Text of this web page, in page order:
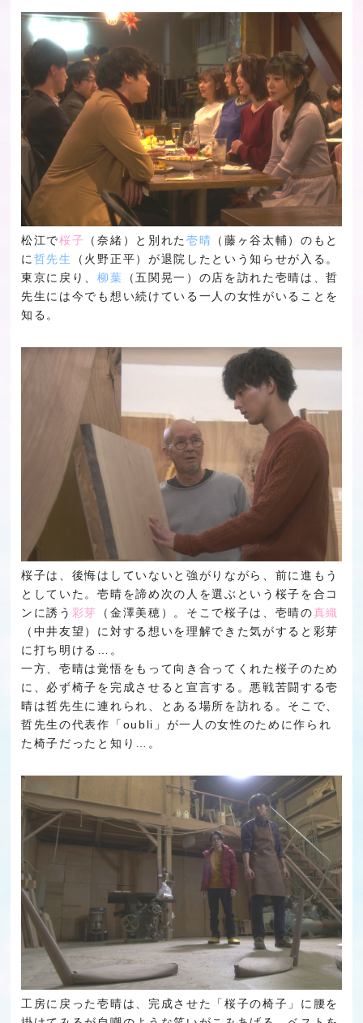
松江で桜子 （奈緒）と別れた壱晴 （藤ヶ谷太輔）のもと
に哲先生
（火野正平）が退院したという知らせが入る。
東京に戻り、柳葉
（五関晃一）の店を訪れた壱晴は、哲
先生には今でも想い続けている一人の女性がいることを
知る。
桜子は、後悔はしていないと強がりながら、前に進もう
としていた。壱晴を諦め次の人を選ぶという桜子を合コ
ンに誘う 彩芽 （金澤美穂）。そこで桜子は、壱晴の真織
（中井友望）に対する想いを理解できた気がすると彩芽
に打ち明ける…。
一方、壱晴は覚悟をもって向き合ってくれた桜子のため
に、必ず椅子を完成させると宣言する。悪戦苦闘する壱
晴は哲先生に連れられ、とある場所を訪れる。そこで、
哲先生の代表作「oubli」が一人の女性のために作られ
た椅子だったと知り…。
工房に戻った壱晴は、完成させた「桜子の椅子」に腰を